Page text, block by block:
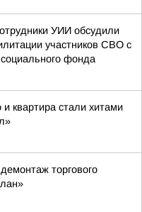
УИИ обсудили
участников СВО с
фонда
квартира стали хитами
торгового